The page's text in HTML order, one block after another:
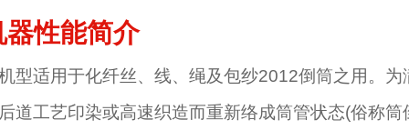
器性能简介
型适用于化纤丝、线、绳及包纱2012倒筒之用。为
道工艺印染或高速织造而重新络成筒管状态(俗称筒